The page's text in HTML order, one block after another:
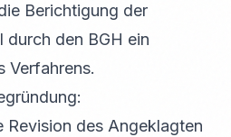
Berichtigung der
durch den BGH ein
Verfahrens.
Revision des Angeklagten